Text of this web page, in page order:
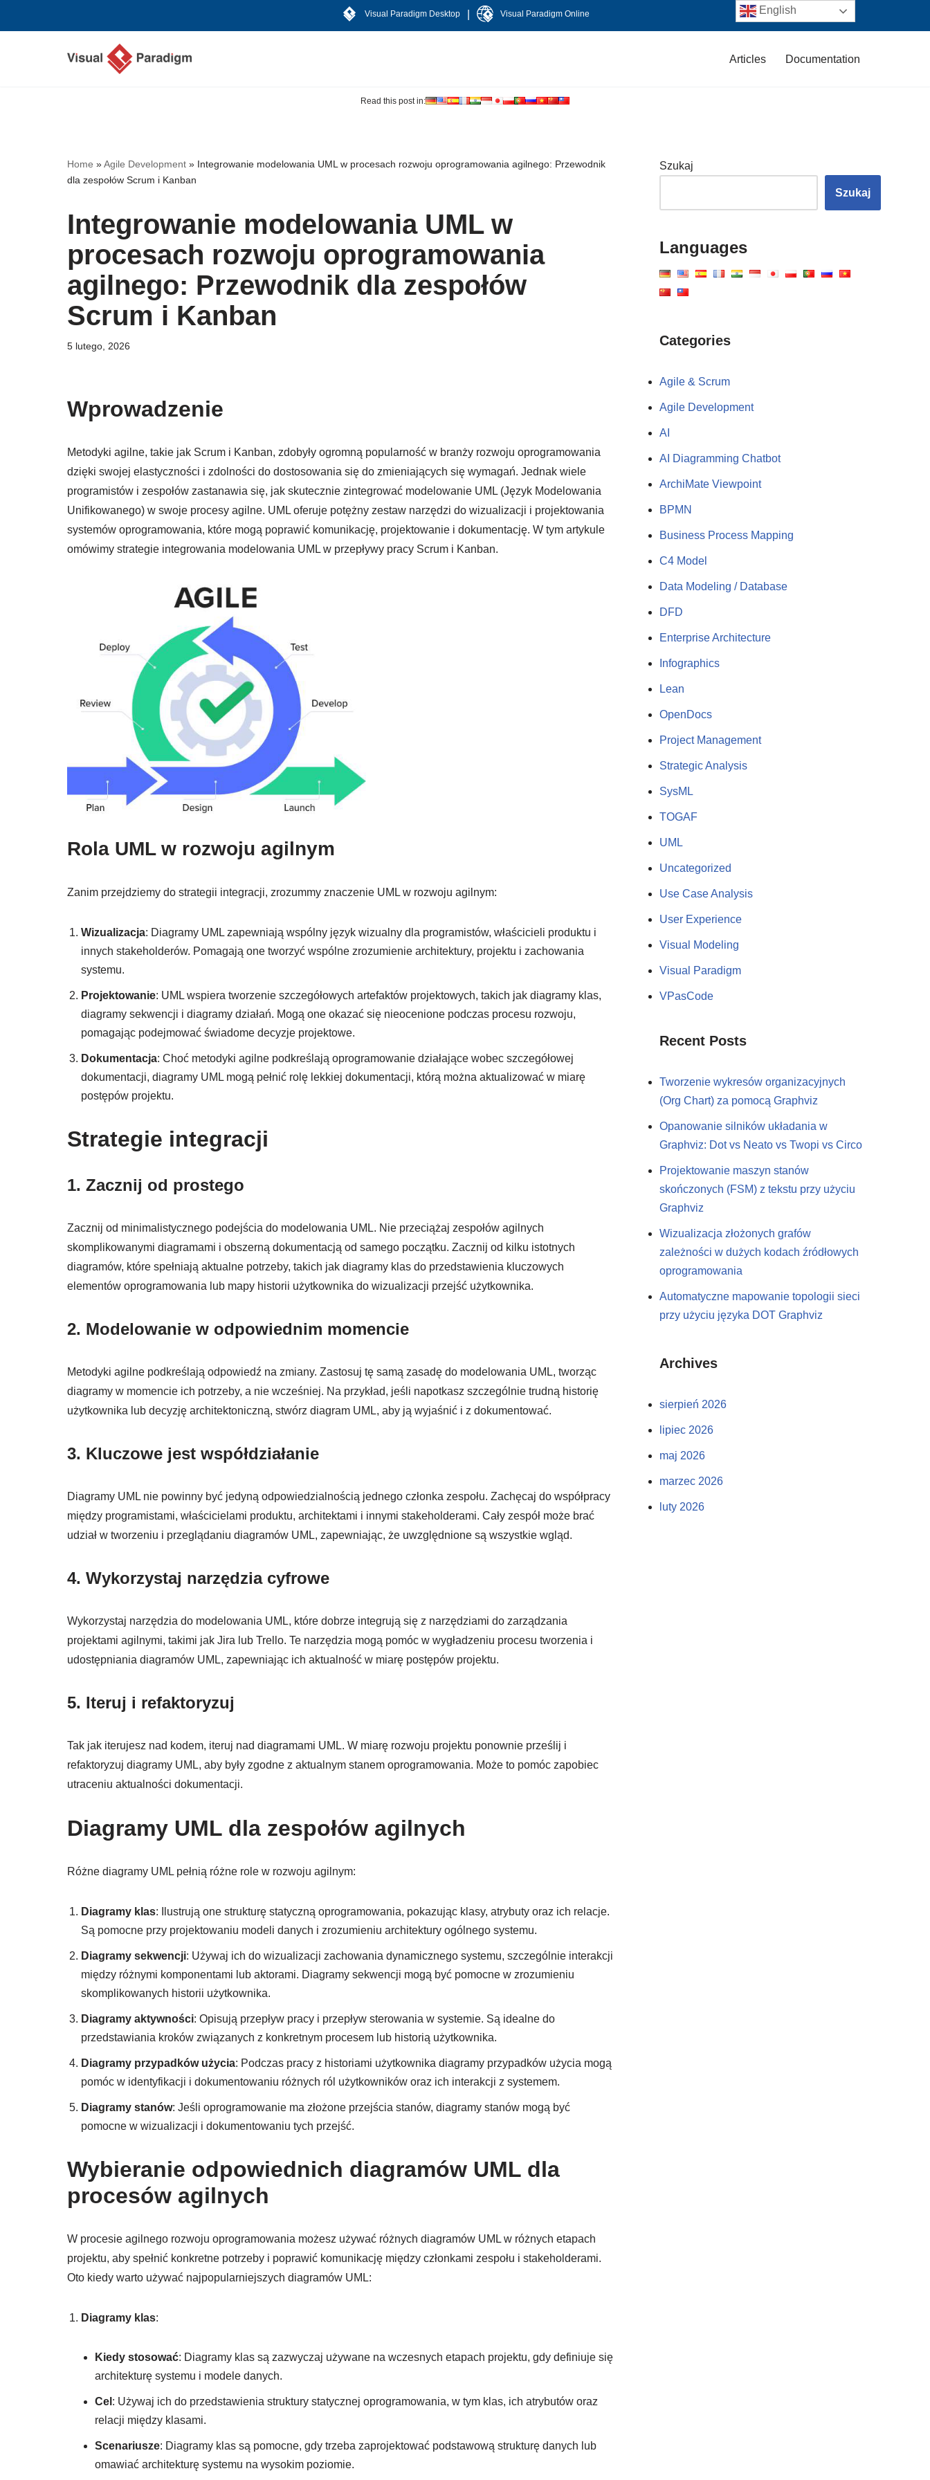
Visual Paradigm Desktop Visual Paradigm Online
Articles Documentation
Read this post in:
Home »Agile Development » Integrowanie modelowania UML w procesach rozwoju oprogramowania agilnego: Przewodnik
dla zespołów Scrum i Kanban
Integrowanie modelowania UML w
procesach rozwoju oprogramowania
agilnego: Przewodnik dla zespołów
Scrum i Kanban
5 lutego, 2026
Wprowadzenie
Metodyki agilne, takie jak Scrum i Kanban, zdobyły ogromną popularność w branży rozwoju oprogramowania
dzięki swojej elastyczności i zdolności do dostosowania się do zmieniających się wymagań. Jednak wiele
programistów i zespołów zastanawia się, jak skutecznie zintegrować modelowanie UML (Język Modelowania
Unifikowanego) w swoje procesy agilne. UML oferuje potężny zestaw narzędzi do wizualizacji i projektowania
systemów oprogramowania, które mogą poprawić komunikację, projektowanie i dokumentację. W tym artykule
omówimy strategie integrowania modelowania UML w przepływy pracy Scrum i Kanban.
Rola UML w rozwoju agilnym
Zanim przejdziemy do strategii integracji, zrozummy znaczenie UML w rozwoju agilnym:
Wizualizacja: Diagramy UML zapewniają wspólny język wizualny dla programistów, właścicieli produktu i
innych stakeholderów. Pomagają one tworzyć wspólne zrozumienie architektury, projektu i zachowania
systemu.
Projektowanie: UML wspiera tworzenie szczegółowych artefaktów projektowych, takich jak diagramy klas,
diagramy sekwencji i diagramy działań. Mogą one okazać się nieocenione podczas procesu rozwoju,
pomagając podejmować świadome decyzje projektowe.
Dokumentacja: Choć metodyki agilne podkreślają oprogramowanie działające wobec szczegółowej
dokumentacji, diagramy UML mogą pełnić rolę lekkiej dokumentacji, którą można aktualizować w miarę
postępów projektu.
Strategie integracji
1. Zacznij od prostego
Zacznij od minimalistycznego podejścia do modelowania UML. Nie przeciążaj zespołów agilnych
skomplikowanymi diagramami i obszerną dokumentacją od samego początku. Zacznij od kilku istotnych
diagramów, które spełniają aktualne potrzeby, takich jak diagramy klas do przedstawienia kluczowych
elementów oprogramowania lub mapy historii użytkownika do wizualizacji przejść użytkownika.
2. Modelowanie w odpowiednim momencie
Metodyki agilne podkreślają odpowiedź na zmiany. Zastosuj tę samą zasadę do modelowania UML, tworząc
diagramy w momencie ich potrzeby, a nie wcześniej. Na przykład, jeśli napotkasz szczególnie trudną historię
użytkownika lub decyzję architektoniczną, stwórz diagram UML, aby ją wyjaśnić i z dokumentować.
3. Kluczowe jest współdziałanie
Diagramy UML nie powinny być jedyną odpowiedzialnością jednego członka zespołu. Zachęcaj do współpracy
między programistami, właścicielami produktu, architektami i innymi stakeholderami. Cały zespół może brać
udział w tworzeniu i przeglądaniu diagramów UML, zapewniając, że uwzględnione są wszystkie wgląd.
4. Wykorzystaj narzędzia cyfrowe
Wykorzystaj narzędzia do modelowania UML, które dobrze integrują się z narzędziami do zarządzania
projektami agilnymi, takimi jak Jira lub Trello. Te narzędzia mogą pomóc w wygładzeniu procesu tworzenia i
udostępniania diagramów UML, zapewniając ich aktualność w miarę postępów projektu.
5. Iteruj i refaktoryzuj
Tak jak iterujesz nad kodem, iteruj nad diagramami UML. W miarę rozwoju projektu ponownie prześlij i
refaktoryzuj diagramy UML, aby były zgodne z aktualnym stanem oprogramowania. Może to pomóc zapobiec
utraceniu aktualności dokumentacji.
Diagramy UML dla zespołów agilnych
Różne diagramy UML pełnią różne role w rozwoju agilnym:
Diagramy klas: Ilustrują one strukturę statyczną oprogramowania, pokazując klasy, atrybuty oraz ich relacje.
Są pomocne przy projektowaniu modeli danych i zrozumieniu architektury ogólnego systemu.
Diagramy sekwencji: Używaj ich do wizualizacji zachowania dynamicznego systemu, szczególnie interakcji
między różnymi komponentami lub aktorami. Diagramy sekwencji mogą być pomocne w zrozumieniu
skomplikowanych historii użytkownika.
Diagramy aktywności: Opisują przepływ pracy i przepływ sterowania w systemie. Są idealne do
przedstawiania kroków związanych z konkretnym procesem lub historią użytkownika.
Diagramy przypadków użycia: Podczas pracy z historiami użytkownika diagramy przypadków użycia mogą
pomóc w identyfikacji i dokumentowaniu różnych ról użytkowników oraz ich interakcji z systemem.
Diagramy stanów: Jeśli oprogramowanie ma złożone przejścia stanów, diagramy stanów mogą być
pomocne w wizualizacji i dokumentowaniu tych przejść.
Wybieranie odpowiednich diagramów UML dla
procesów agilnych
W procesie agilnego rozwoju oprogramowania możesz używać różnych diagramów UML w różnych etapach
projektu, aby spełnić konkretne potrzeby i poprawić komunikację między członkami zespołu i stakeholderami.
Oto kiedy warto używać najpopularniejszych diagramów UML:
Diagramy klas:
Kiedy stosować: Diagramy klas są zazwyczaj używane na wczesnych etapach projektu, gdy definiuje się
architekturę systemu i modele danych.
Cel : Używaj ich do przedstawienia struktury statycznej oprogramowania, w tym klas, ich atrybutów oraz
relacji między klasami.
Scenariusze: Diagramy klas są pomocne, gdy trzeba zaprojektować podstawową strukturę danych lub
omawiać architekturę systemu na wysokim poziomie.
Szukaj
Szukaj
Languages
Categories
Agile & Scrum
Agile Development
AI
AI Diagramming Chatbot
ArchiMate Viewpoint
BPMN
Business Process Mapping
C4 Model
Data Modeling / Database
DFD
Enterprise Architecture
Infographics
Lean
OpenDocs
Project Management
Strategic Analysis
SysML
TOGAF
UML
Uncategorized
Use Case Analysis
User Experience
Visual Modeling
Visual Paradigm
VPasCode
Recent Posts
Tworzenie wykresów organizacyjnych
(Org Chart) za pomocą Graphviz
Opanowanie silników układania w
Graphviz: Dot vs Neato vs Twopi vs Circo
Projektowanie maszyn stanów
skończonych (FSM) z tekstu przy użyciu
Graphviz
Wizualizacja złożonych grafów
zależności w dużych kodach źródłowych
oprogramowania
Automatyczne mapowanie topologii sieci
przy użyciu języka DOT Graphviz
Archives
sierpień 2026
lipiec 2026
maj 2026
marzec 2026
luty 2026
English